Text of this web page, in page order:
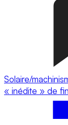
Solaire/
« inédite » de